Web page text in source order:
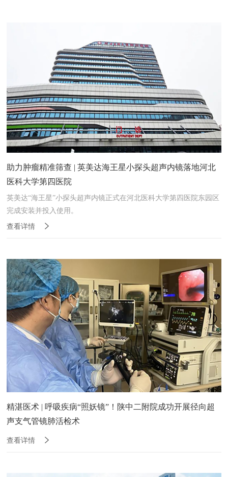
助力肿瘤精准筛查 | 英美达海王星小探头超声内镜落地河北
医科大学第四医院
英美达“海王星”小探头超声内镜正式在河北医科大学第四医院东园区
完成安装并投入使用。
查看详情
精湛医术 | 呼吸疾病“照妖镜”！陕中二附院成功开展径向超
声支气管镜肺活检术
查看详情